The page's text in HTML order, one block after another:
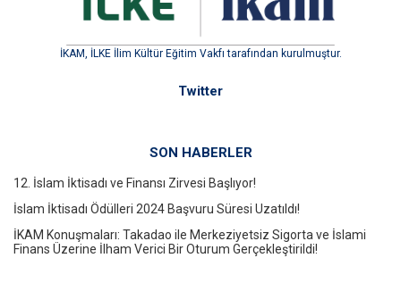
İKAM, İLKE İlim Kültür Eğitim Vakfı tarafından kurulmuştur.
Twitter
SON HABERLER
12. İslam İktisadı ve Finansı Zirvesi Başlıyor!
İslam İktisadı Ödülleri 2024 Başvuru Süresi Uzatıldı!
İKAM Konuşmaları: Takadao ile Merkeziyetsiz Sigorta ve İslami
Finans Üzerine İlham Verici Bir Oturum Gerçekleştirildi!